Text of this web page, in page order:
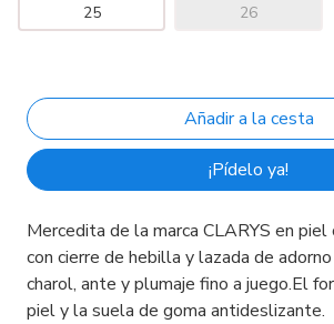
25 26
¡Pídelo ya!
Mercedita de la marca CLARYS en piel
con cierre de hebilla y lazada de
charol, ante y plumaje fino a juego.El
piel y la suela de goma antideslizante.